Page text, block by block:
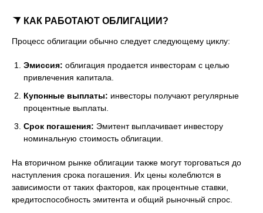
КАК РАБОТАЮТ ОБЛИГАЦИИ?
Процесс облигации обычно следует следующему циклу:
Эмиссия: облигация продается инвесторам с целью
привлечения капитала.
Купонные выплаты: инвесторы получают регулярные
процентные выплаты.
Срок погашения: Эмитент выплачивает инвестору
номинальную стоимость облигации.
На вторичном рынке облигации также могут торговаться до
наступления срока погашения. Их цены колеблются в
зависимости от таких факторов, как процентные ставки,
кредитоспособность эмитента и общий рыночный спрос.